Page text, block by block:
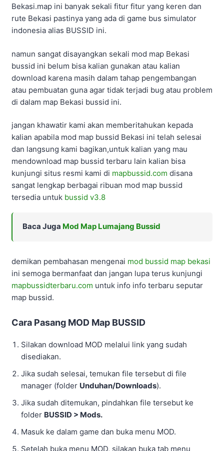
Bekasi.map ini banyak sekali fitur fitur yang keren dan
rute Bekasi pastinya yang ada di game bus simulator
indonesia alias BUSSID ini.
namun sangat disayangkan sekali mod map Bekasi
bussid ini belum bisa kalian gunakan atau kalian
download karena masih dalam tahap pengembangan
atau pembuatan guna agar tidak terjadi bug atau problem
di dalam map Bekasi bussid ini.
jangan khawatir kami akan memberitahukan kepada
kalian apabila mod map bussid Bekasi ini telah selesai
dan langsung kami bagikan,untuk kalian yang mau
mendownload map bussid terbaru lain kalian bisa
kunjungi situs resmi kami di mapbussid.com disana
sangat lengkap berbagai ribuan mod map bussid
tersedia untuk bussid v3.8
Baca Juga Mod Map Lumajang Bussid
demikan pembahasan mengenai mod bussid map bekasi
ini semoga bermanfaat dan jangan lupa terus kunjungi
mapbussidterbaru.com untuk info info terbaru seputar
map bussid.
Cara Pasang MOD Map BUSSID
Silakan download MOD melalui link yang sudah
disediakan.
Jika sudah selesai, temukan file tersebut di file
manager (folder Unduhan/Downloads).
Jika sudah ditemukan, pindahkan file tersebut ke
folder BUSSID > Mods.
Masuk ke dalam game dan buka menu MOD.
Setelah buka menu MOD, silakan buka tab menu